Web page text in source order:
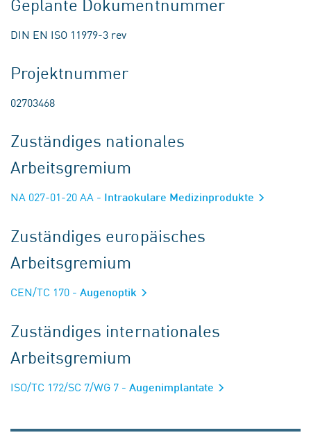
DIN EN ISO 11979-3 rev
Projektnummer
02703468
Zuständiges nationales
Arbeitsgremium
NA 027-01-20 AA - Intraokulare Medizinprodukte
Zuständiges europäisches
Arbeitsgremium
CEN/TC 170 - Augenoptik
Zuständiges internationales
Arbeitsgremium
ISO/TC 172/SC 7/WG 7 - Augenimplantate